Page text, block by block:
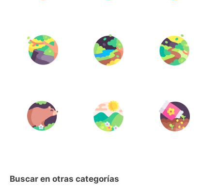
Buscar en otras categorías